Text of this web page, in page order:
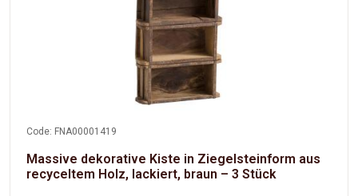
Code: FNA00001419
Massive dekorative Kiste in Ziegelsteinform aus
recyceltem Holz, lackiert, braun – 3 Stück